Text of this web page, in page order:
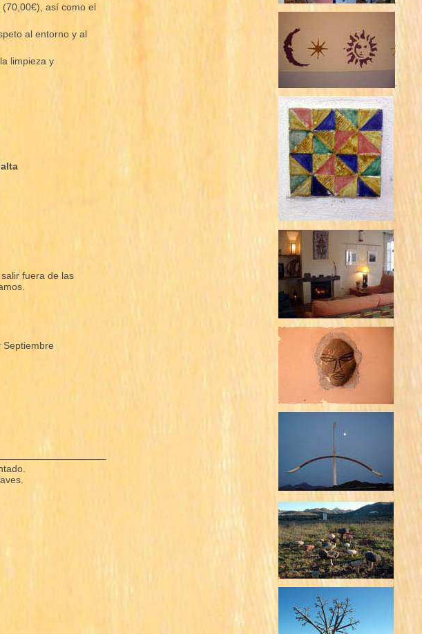
así como el
al entorno y al
limpieza y
fuera de las